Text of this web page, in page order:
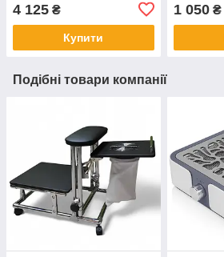
4 125 ₴
Купити
1 050₴
Подібні товари компанії